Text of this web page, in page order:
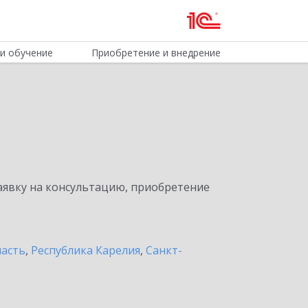
обучение Приобретение и внедрение
на консультацию, приобретение
, Республика Карелия, Санкт-